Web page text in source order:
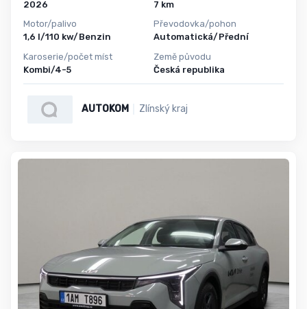
2026
Motor/palivo
1,6 l/110 kw/Benzin
Karoserie/počet míst
Kombi/4-5
7 km
Převodovka/pohon
Automatická/Přední
Země původu
Česká republika
AUTOKOM Zlínský kraj